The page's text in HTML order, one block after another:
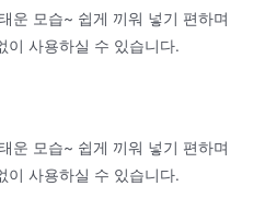
운 모습~ 쉽게 끼워 넣기 편하며
이 사용하실 수 있습니다.
운 모습~ 쉽게 끼워 넣기 편하며
이 사용하실 수 있습니다.